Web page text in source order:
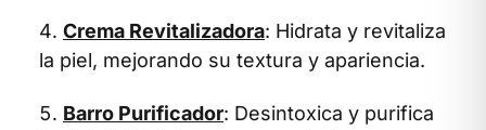
Crema Revitalizadora: Hidrata y revitaliza
la piel, mejorando su textura y apariencia.
Barro Purificador: Desintoxica y purifica